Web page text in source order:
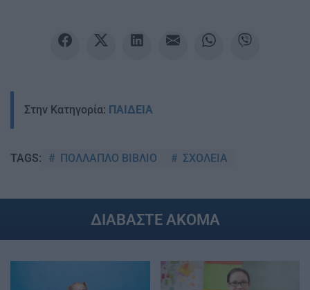
Στην Κατηγορία: ΠΑΙΔΕΙΑ
TAGS: ΠΟΛΛΑΠΛΟ ΒΙΒΛΙΟ ΣΧΟΛΕΙΑ
ΔΙΑΒΑΣΤΕ ΑΚΟΜΑ